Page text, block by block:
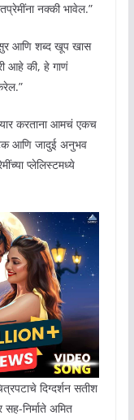
नक्की भावेल.”
सुर आणि शब्द खूप खास
आहे की, हे गाणं
करताना आमचं एकच
आणि जादुई अनुभव
प्लेलिस्टमध्ये
दिग्दर्शन सतीश
निर्माते अमित